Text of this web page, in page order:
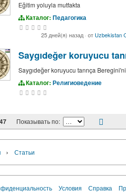
Eğitim yoluyla mutfakta
Каталог: Педагогика
25 дней(я) назад · от Uzbekistan
Saygıdeğer koruyucu
Saygıdeğer koruyucu tanrıça
Каталог: Религиоведение
Показывать по:
› Статьи
Условия Справка